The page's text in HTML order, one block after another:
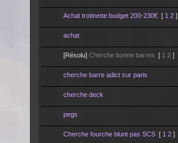
Achat trotinette budget 200-230€ [ 1 2 ]
achat
[Résolu]Cherche bonne barres [ 1 2 ]
cherche barre adict sur paris
cherche deck
pegs
Cherche fourche blunt pas SCS [ 1 2 ]